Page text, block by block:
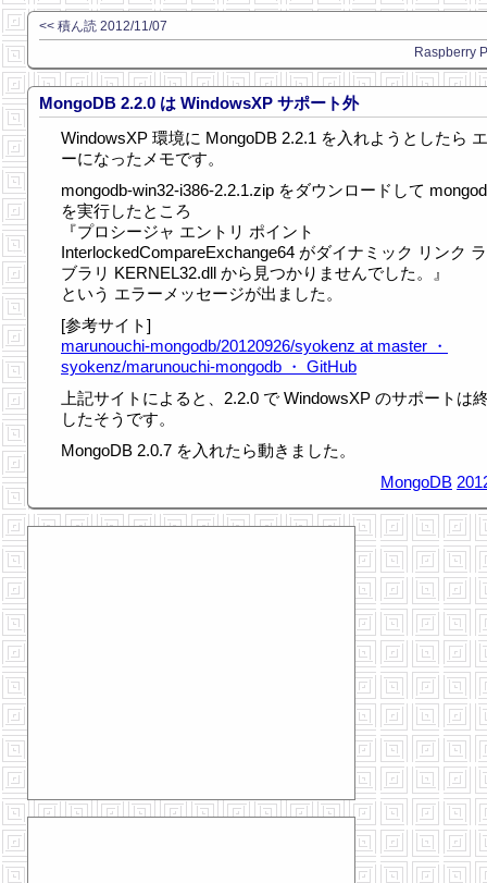
<< 積ん読 2012/11/07
Raspberry
MongoDB 2.2.0 は WindowsXP サポート外
WindowsXP 環境に MongoDB 2.2.1 を入れようとしたら
ーになったメモです。
mongodb-win32-i386-2.2.1.zip をダウンロードして
を実行したところ
『プロシージャ エントリ ポイント
InterlockedCompareExchange64 がダイナミック リンク
ブラリ KERNEL32.dll から見つかりませんでした。』
という エラーメッセージが出ました。
[参考サイト]
marunouchi-mongodb/20120926/syokenz at master ・
syokenz/marunouchi-mongodb ・ GitHub
上記サイトによると、2.2.0 で WindowsXP のサポートは
したそうです。
MongoDB 2.0.7 を入れたら動きました。
MongoDB